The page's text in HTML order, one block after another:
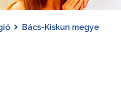
Bács-Kiskun megye